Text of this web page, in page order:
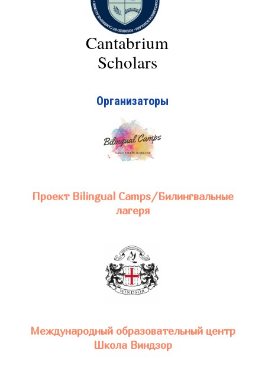
Cantabrium
Scholars
Организаторы
Проект Bilingual Camps/Билингвальные
лагеря
Международный образовательный центр
Школа Виндзор